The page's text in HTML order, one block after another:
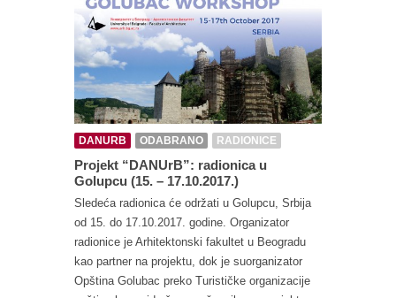
DANURB ODABRANO RADIONICE
Projekt “DANUrB”: radionica u
Golupcu (15. – 17.10.2017.)
Sledeća radionica će održati u Golupcu, Srbija
od 15. do 17.10.2017. godine. Organizator
radionice je Arhitektonski fakultet u Beogradu
kao partner na projektu, dok je suorganizator
Opština Golubac preko Turističke organizacije